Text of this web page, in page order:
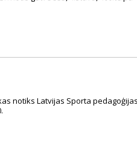
notiks Latvijas Sporta pedagoģijas